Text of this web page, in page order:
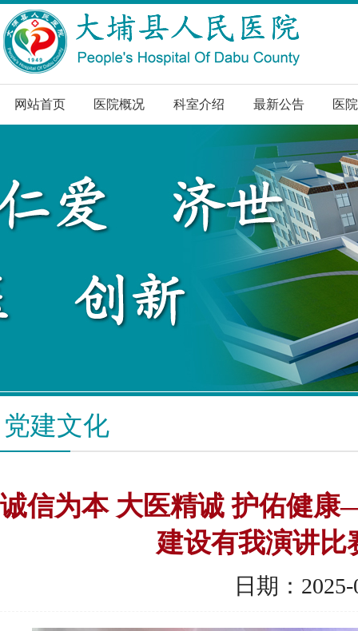
网站首页 医院概况 科室介绍 最新公告 医
党建文化
诚信为本 大医精诚 护佑健
建设有我演讲比
日期：